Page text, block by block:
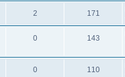
2 171
0 143
0 110